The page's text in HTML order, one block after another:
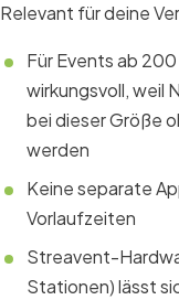
Relevant für deine
Für Events ab
wirkungsvoll, weil
bei dieser Größe
werden
Keine separate
Vorlaufzeiten
Streavent-
Stationen) lässt